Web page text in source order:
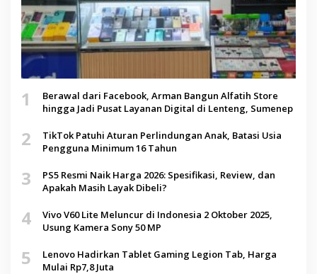
1
Berawal dari Facebook, Arman Bangun Alfatih Store
hingga Jadi Pusat Layanan Digital di Lenteng, Sumenep
2
TikTok Patuhi Aturan Perlindungan Anak, Batasi Usia
Pengguna Minimum 16 Tahun
3
PS5 Resmi Naik Harga 2026: Spesifikasi, Review, dan
Apakah Masih Layak Dibeli?
4
Vivo V60 Lite Meluncur di Indonesia 2 Oktober 2025,
Usung Kamera Sony 50 MP
5
Lenovo Hadirkan Tablet Gaming Legion Tab, Harga
Mulai Rp7,8 Juta